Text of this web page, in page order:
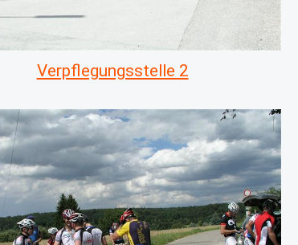
Verpflegungsstelle 2